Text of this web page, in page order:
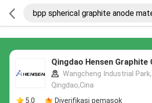
Qingdao Hensen Graphite
Wangcheng Industrial Park,
Qingdao,Cina
5.0
Diverifikasi pemasok